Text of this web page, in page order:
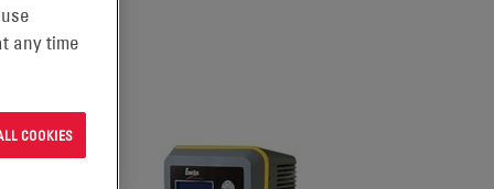
any time
COOKIES